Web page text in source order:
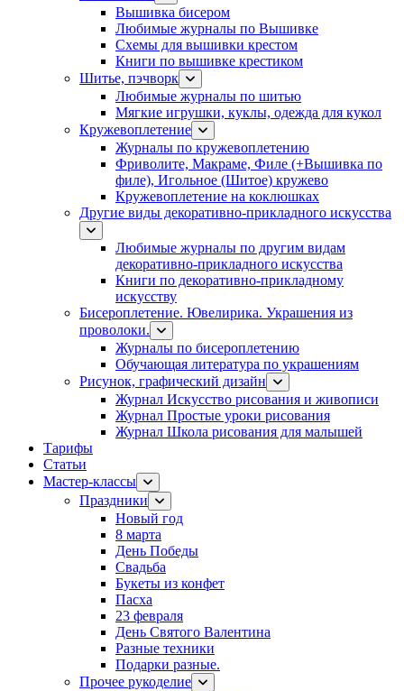
Вышивка бисером
Любимые журналы по Вышивке
Схемы для вышивки крестом
Книги по вышивке крестиком
Шитье, пэчворк
Любимые журналы по шитью
Мягкие игрушки, куклы, одежда для кукол
Кружевоплетение
Журналы по кружевоплетению
Фриволите, Макраме, Филе (+Вышивка по
филе), Игольное (Шитое) кружево
Кружевоплетение на коклюшках
Другие виды декоративно-прикладного искусства
Любимые журналы по другим видам
декоративно-прикладного искусства
Книги по декоративно-прикладному
искусству
Бисероплетение. Ювелирика. Украшения из
проволоки.
Журналы по бисероплетению
Обучающая литература по украшениям
Рисунок, графический дизайн
Журнал Искусство рисования и живописи
Журнал Простые уроки рисования
Журнал Школа рисования для малышей
Тарифы
Статьи
Мастер-классы
Праздники
Новый год
8 марта
День Победы
Свадьба
Букеты из конфет
Пасха
23 февраля
День Святого Валентина
Разные техники
Подарки разные.
Прочее рукоделие